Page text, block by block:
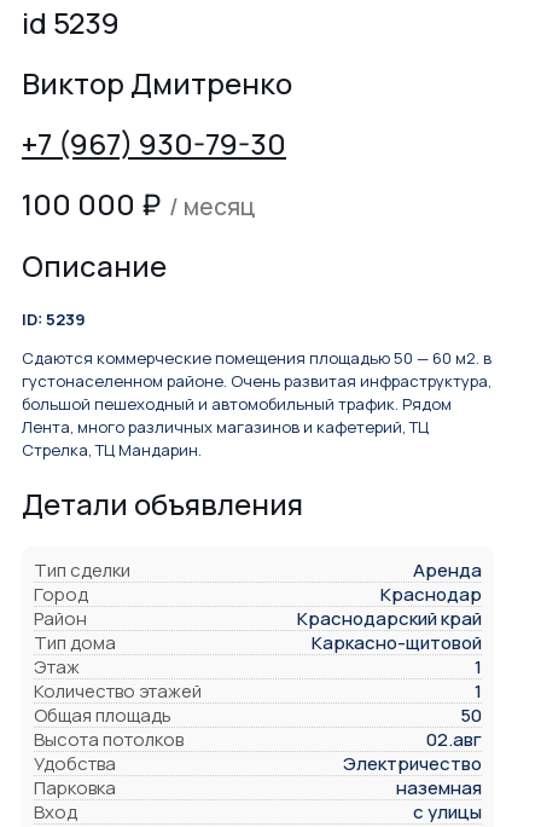
id 5239
Виктор Дмитренко
+7 (967) 930-79-30
100 000 ₽ / месяц
Описание
ID: 5239
Сдаются коммерческие помещения площадью 50 — 60 м2. в
густонаселенном районе. Очень развитая инфраструктура,
большой пешеходный и автомобильный трафик. Рядом
Лента, много различных магазинов и кафетерий, ТЦ
Стрелка, ТЦ Мандарин.
Детали объявления
Тип сделки
Аренда
Город
Краснодар
Район
Краснодарский край
Тип дома
Каркасно-щитовой
Этаж
1
Количество этажей
1
Общая площадь
50
Высота потолков
02.авг
Удобства
Электричество
Парковка
наземная
Вход
с улицы